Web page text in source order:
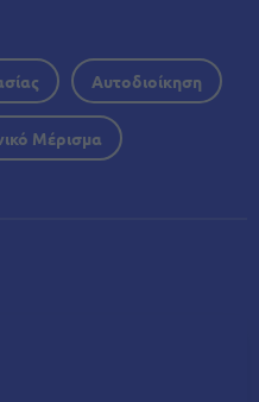
Αυτοδιοίκηση
Μέρισμα